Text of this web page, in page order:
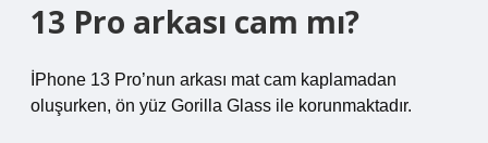
13 Pro arkası cam mı?
İPhone 13 Pro’nun arkası mat cam kaplamadan
oluşurken, ön yüz Gorilla Glass ile korunmaktadır.